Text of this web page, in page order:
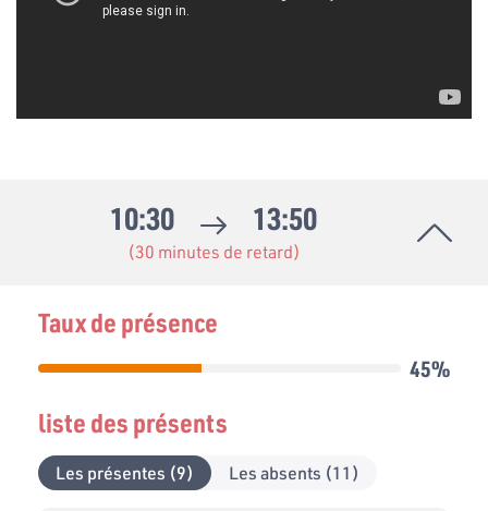
10:30 13:50
(30 minutes de retard)
Taux de présence
45%
liste des présents
Les présentes (9) Les absents (11)